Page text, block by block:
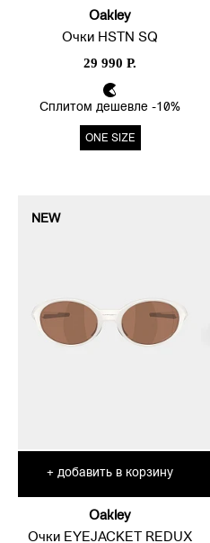
Oakley
Очки HSTN SQ
29 990 Р.
Сплитом дешевле -10%
ONE SIZE
NEW
+ добавить в корзину
Oakley
Очки EYEJACKET REDUX